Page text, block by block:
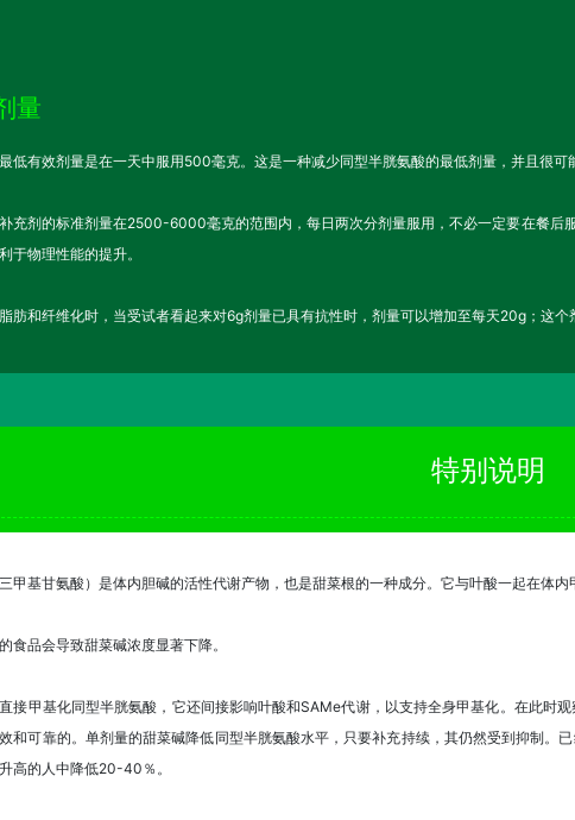
量
低有效剂量是在一天中服用500毫克。这是一种减少同型半胱氨酸的最低剂量，并且很可
充剂的标准剂量在2500-6000毫克的范围内，每日两次分剂量服用，不必一定要在餐后
于物理性能的提升。
肪和纤维化时，当受试者看起来对6g剂量已具有抗性时，剂量可以增加至每天20g；这个
特别说明
甲基甘氨酸）是体内胆碱的活性代谢产物，也是甜菜根的一种成分。它与叶酸一起在体内
食品会导致甜菜碱浓度显著下降。
接甲基化同型半胱氨酸，它还间接影响叶酸和SAMe代谢，以支持全身甲基化。在此时
和可靠的。单剂量的甜菜碱降低同型半胱氨酸水平，只要补充持续，其仍然受到抑制。
高的人中降低20-40％。